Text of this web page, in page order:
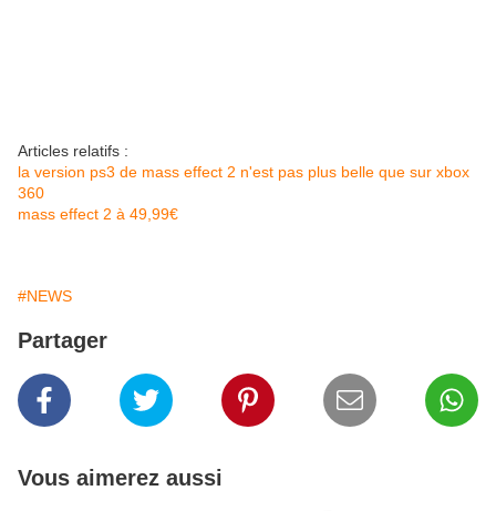
Articles relatifs :
la version ps3 de mass effect 2 n'est pas plus belle que sur xbox
360
mass effect 2 à 49,99€
#NEWS
Partager
Vous aimerez aussi